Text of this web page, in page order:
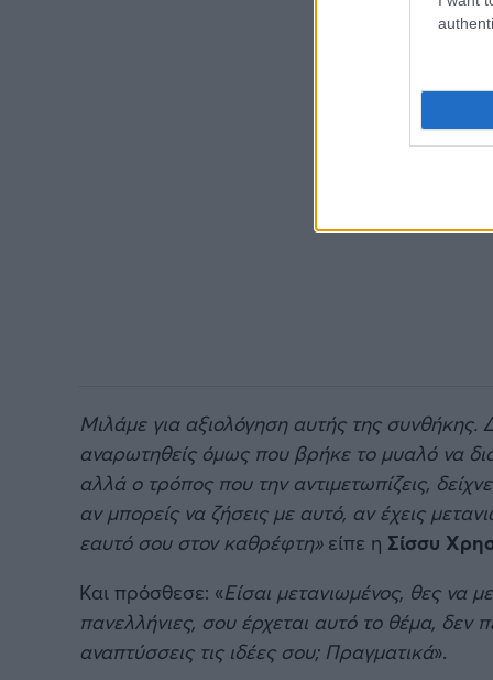
Μιλάμε για αξιολόγηση αυτής της συνθήκης.
αναρωτηθείς όμως που βρήκε το μυαλό να
αλλά ο τρόπος που την αντιμετωπίζεις,
αν μπορείς να ζήσεις με αυτό, αν έχεις
εαυτό σου στον καθρέφτη»είπε η Σίσσυ
Και πρόσθεσε: «Είσαι μετανιωμένος, θες να
πανελλήνιες, σου έρχεται αυτό το θέμα, δεν
αναπτύσσεις τις ιδέες σου; Πραγματικά».